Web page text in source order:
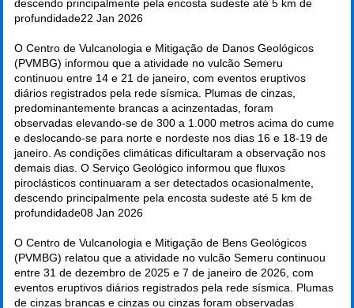
descendo principalmente pela encosta sudeste até 5 km de
profundidade22 Jan 2026
O Centro de Vulcanologia e Mitigação de Danos Geológicos
(PVMBG) informou que a atividade no vulcão Semeru
continuou entre 14 e 21 de janeiro, com eventos eruptivos
diários registrados pela rede sísmica. Plumas de cinzas,
predominantemente brancas a acinzentadas, foram
observadas elevando-se de 300 a 1.000 metros acima do cume
e deslocando-se para norte e nordeste nos dias 16 e 18-19 de
janeiro. As condições climáticas dificultaram a observação nos
demais dias. O Serviço Geológico informou que fluxos
piroclásticos continuaram a ser detectados ocasionalmente,
descendo principalmente pela encosta sudeste até 5 km de
profundidade08 Jan 2026
O Centro de Vulcanologia e Mitigação de Bens Geológicos
(PVMBG) relatou que a atividade no vulcão Semeru continuou
entre 31 de dezembro de 2025 e 7 de janeiro de 2026, com
eventos eruptivos diários registrados pela rede sísmica. Plumas
de cinzas brancas e cinzas ou cinzas foram observadas